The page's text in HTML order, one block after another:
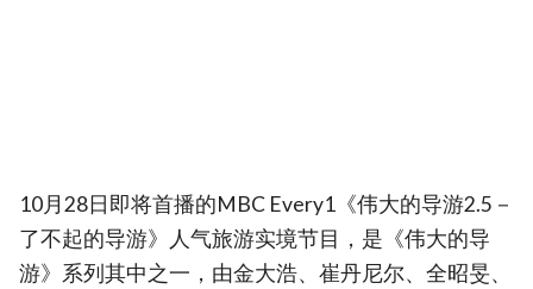
10月28日即将首播的MBC Every1《伟大的导游2.5－
了不起的导游》人气旅游实境节目，是《伟大的导
游》系列其中之一，由金大浩、崔丹尼尔、全昭旻、